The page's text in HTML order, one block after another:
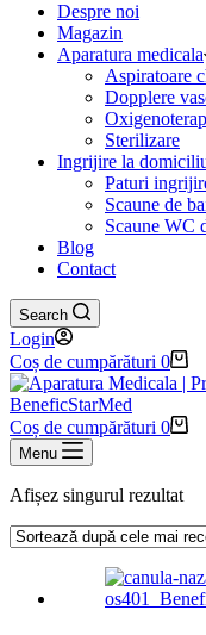
Despre noi
Magazin
Aparatura medicala
Aspiratoare
Dopplere
Sterilizare
Ingrijire la
Paturi
Scaune de
Scaune WC
Blog
Contact
Search
Login
Coș de cumpărături 0
Coș de cumpărături 0
Menu
Afișez singurul rezultat